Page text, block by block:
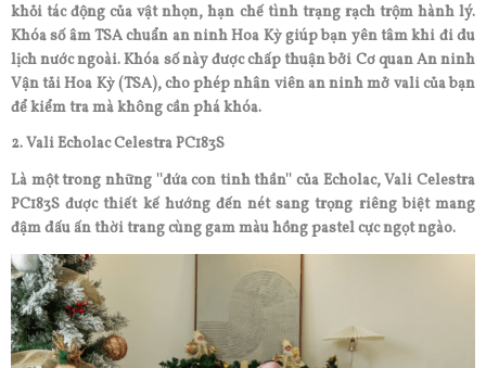
khỏi tác động của vật nhọn, hạn chế tình trạng rạch trộm hành lý.
Khóa số âm TSA chuẩn an ninh Hoa Kỳ giúp bạn yên tâm khi đi du
lịch nước ngoài. Khóa số này được chấp thuận bởi Cơ quan An ninh
Vận tải Hoa Kỳ (TSA), cho phép nhân viên an ninh mở vali của bạn
để kiểm tra mà không cần phá khóa.
2. Vali Echolac Celestra PC183S
Là một trong những ''đứa con tinh thần'' của Echolac, Vali Celestra
PC183S được thiết kế hướng đến nét sang trọng riêng biệt mang
đậm dấu ấn thời trang cùng gam màu hồng pastel cực ngọt ngào.